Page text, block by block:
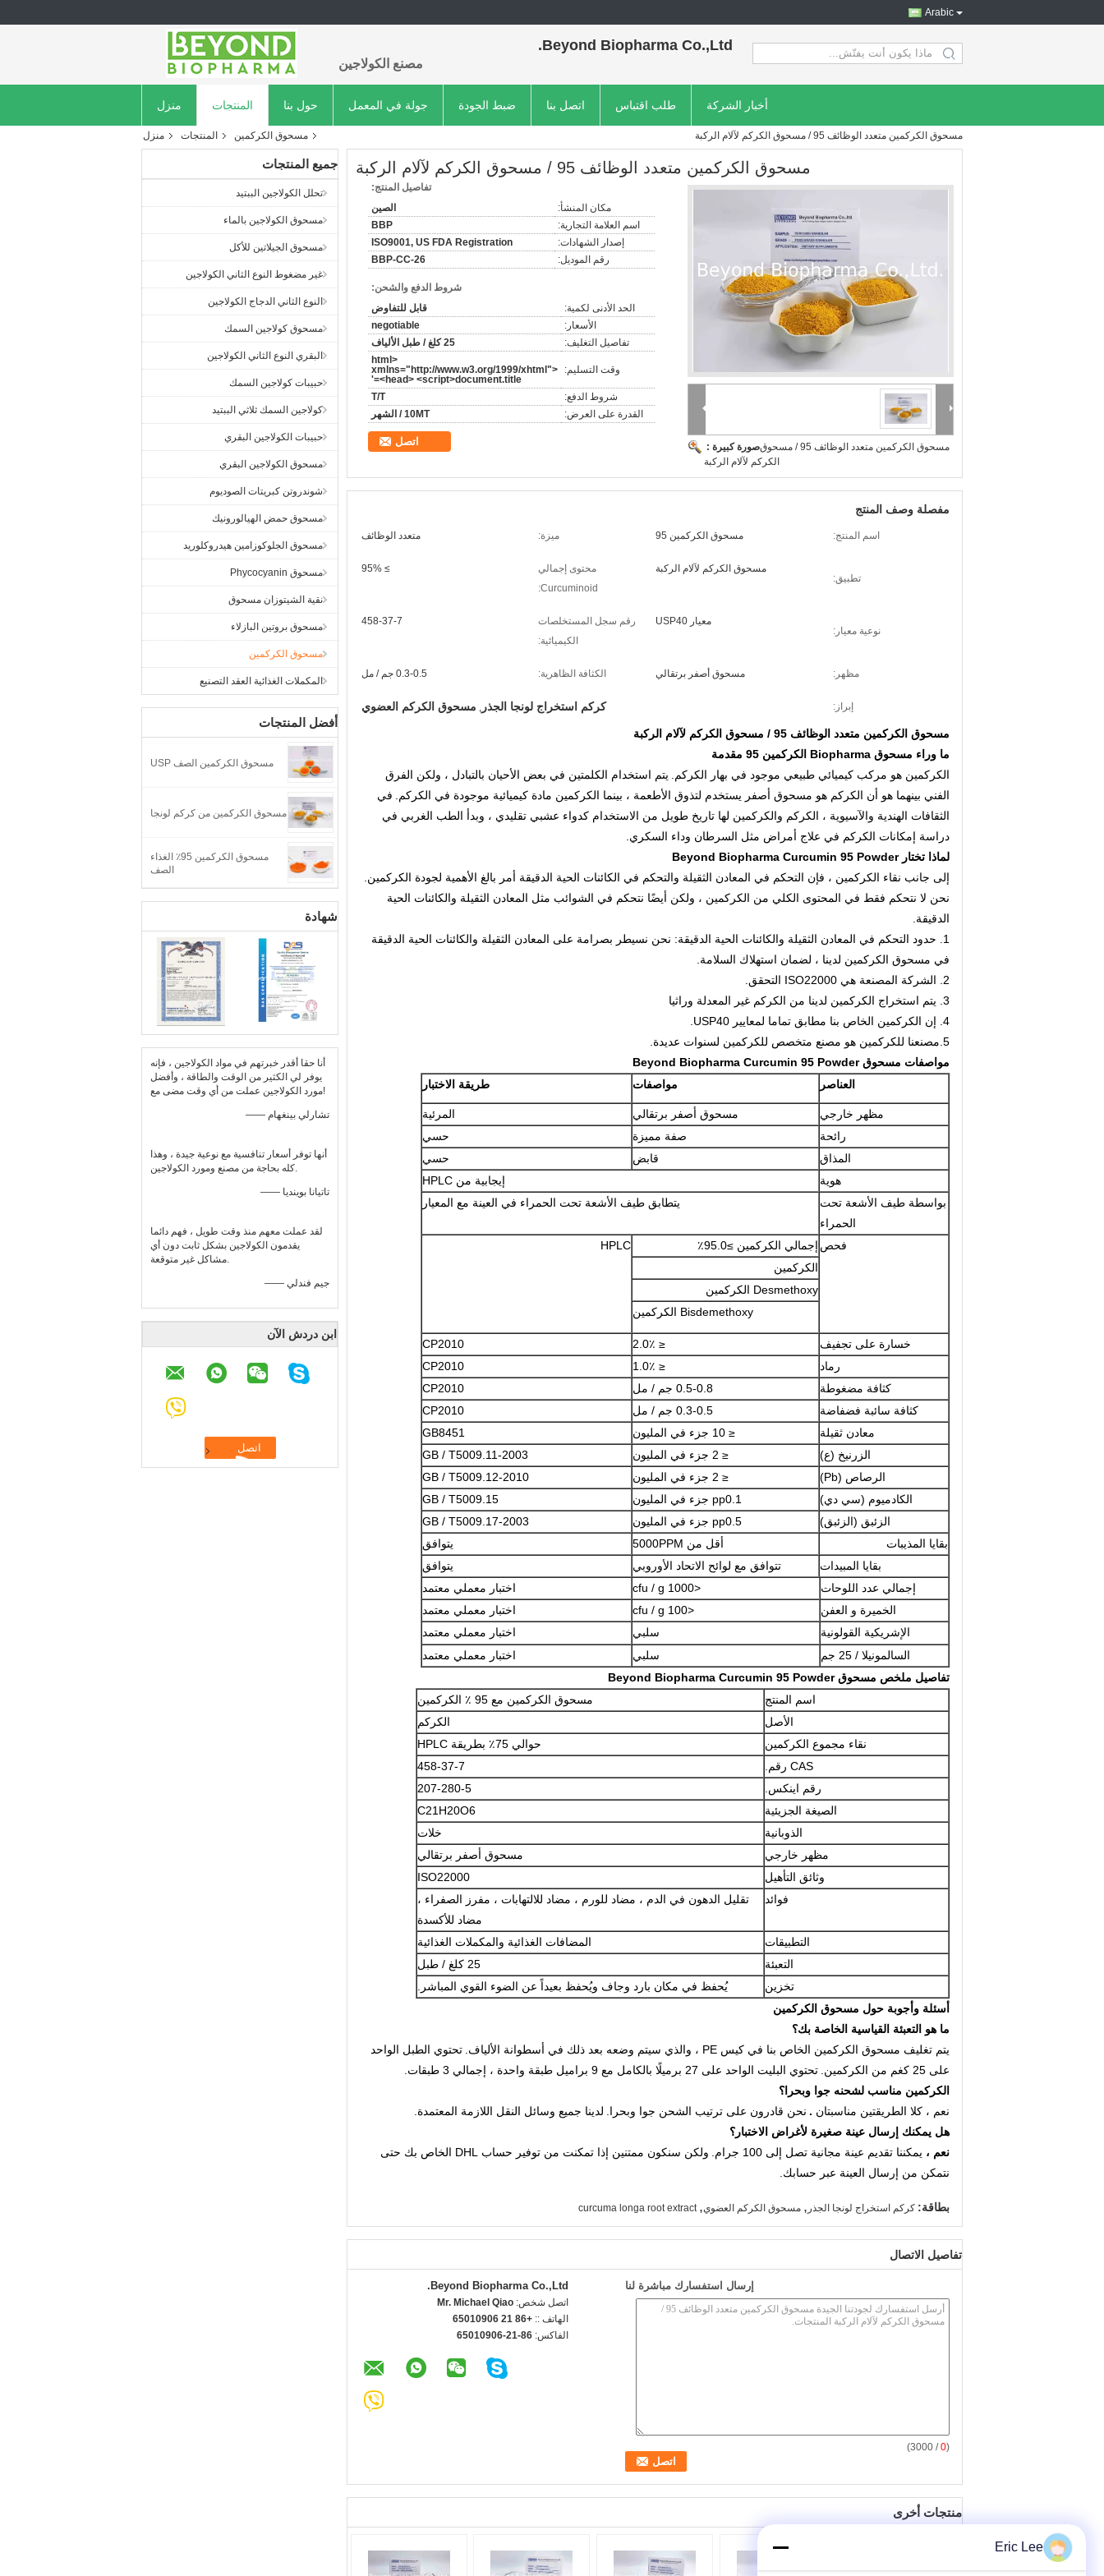
Arabic
Beyond Biopharma Co.,Ltd.
مصنع الكولاجين search
منزل المنتجات حول بنا جولة في المعمل ضبط الجودة اتصل بنا طلب اقتباس أخبار الشركة
منزل المنتجات مسحوق الكركمين مسحوق الكركمين متعدد الوظائف 95 / مسحوق الكركم لآلام الركبة
جميع المنتجات
تحلل الكولاجين الببتيد
مسحوق الكولاجين بالماء
مسحوق الجيلاتين للأكل
غير مضغوط النوع الثاني الكولاجين
النوع الثاني الدجاج الكولاجين
مسحوق كولاجين السمك
البقري النوع الثاني الكولاجين
حبيبات كولاجين السمك
كولاجين السمك ثلاثي الببتيد
حبيبات الكولاجين البقري
مسحوق الكولاجين البقري
شوندروتن كبريتات الصوديوم
مسحوق حمض الهيالورونيك
مسحوق الجلوكوزامين هيدروكلوريد
مسحوق Phycocyanin
نقية الشيتوزان مسحوق
مسحوق بروتين البازلاء
مسحوق الكركمين
المكملات الغذائية العقد التصنيع
أفضل المنتجات
مسحوق الكركمين الصف USP
مسحوق الكركمين من كركم لونجا
مسحوق الكركمين 95٪ الغذاء
الصف
شهادة
أنا حقا أقدر خبرتهم في مواد الكولاجين ، فإنه
يوفر لي الكثير من الوقت والطاقة ، وأفضل
مورد الكولاجين عملت من أي وقت مضى مع!
—— تشارلي بينغهام
أنها توفر أسعار تنافسية مع نوعية جيدة ، وهذا
كله بحاجة من مصنع ومورد الكولاجين.
—— تاتيانا بوينديا
لقد عملت معهم منذ وقت طويل ، فهم دائما
يقدمون الكولاجين بشكل ثابت دون أي
مشاكل غير متوقعة.
—— جيم فندلي
ابن دردش الآن
مسحوق الكركمين متعدد الوظائف 95 / مسحوق الكركم لآلام الركبة
صورة كبيرة :مسحوق الكركمين متعدد الوظائف 95 / مسحوق
الكركم لآلام الركبة
تفاصيل المنتج:
مكان المنشأ:
الصين
اسم العلامة التجارية:
BBP
إصدار الشهادات:
ISO9001, US FDA Registration
رقم الموديل:
BBP-CC-26
شروط الدفع والشحن:
الحد الأدنى لكمية:
قابل للتفاوض
الأسعار:
negotiable
تفاصيل التغليف:
25 كلغ / طبل الألياف
وقت التسليم:
<html
xmlns="http://www.w3.org/1999/xhtml">
<head> <script>document.title='
شروط الدفع:
T/T
القدرة على العرض:
10MT / الشهر
اتصل
مفصلة وصف المنتج
اسم المنتج: مسحوق الكركمين 95 ميزة: متعدد الوظائف
تطبيق:
مسحوق الكركم لآلام الركبة
محتوى إجمالي
Curcuminoid:
≥ 95%
نوعية معيار:
معيار USP40
رقم سجل المستخلصات
الكيميائية:
458-37-7
مظهر: مسحوق أصفر برتقالي الكثافة الظاهرية: 0.3-0.5 جم / مل
إبراز: كركم استخراج لونجا الجذر , مسحوق الكركم العضوي
مسحوق الكركمين متعدد الوظائف 95 / مسحوق الكركم لآلام الركبة
ما وراء مسحوق Biopharma الكركمين 95 مقدمة
الكركمين هو مركب كيميائي طبيعي موجود في بهار الكركم.
يتم استخدام الكلمتين في بعض الأحيان بالتبادل ، ولكن الفرق
الفني بينهما هو أن الكركم هو مسحوق أصفر يستخدم لتذوق الأطعمة ، بينما الكركمين مادة كيميائية موجودة في الكركم.
في
الثقافات الهندية والآسيوية ، الكركم والكركمين لها تاريخ طويل من الاستخدام كدواء عشبي تقليدي ، وبدأ الطب الغربي في
دراسة إمكانات الكركم في علاج أمراض مثل السرطان وداء السكري.
لماذا تختار Beyond Biopharma Curcumin 95 Powder
إلى جانب نقاء الكركمين ، فإن التحكم في المعادن الثقيلة والتحكم في الكائنات الحية الدقيقة أمر بالغ الأهمية لجودة الكركمين.
نحن لا نتحكم فقط في المحتوى الكلي من الكركمين ، ولكن أيضًا نتحكم في الشوائب مثل المعادن الثقيلة والكائنات الحية
الدقيقة.
1. حدود التحكم في المعادن الثقيلة والكائنات الحية الدقيقة: نحن نسيطر بصرامة على المعادن الثقيلة والكائنات الحية الدقيقة
في مسحوق الكركمين لدينا ، لضمان استهلاك السلامة.
2. الشركة المصنعة هي ISO22000 التحقق.
3. يتم استخراج الكركمين لدينا من الكركم غير المعدلة وراثيا
4. إن الكركمين الخاص بنا مطابق تماما لمعايير USP40.
5.مصنعنا للكركمين هو مصنع متخصص للكركمين لسنوات عديدة.
مواصفات مسحوق Beyond Biopharma Curcumin 95 Powder
العناصر
مواصفات طريقة الاختبار
مظهر خارجي مسحوق أصفر برتقالي
المرئية
رائحة
صفة مميزة
حسي
المذاق
قابض
حسي
هوية
إيجابية من HPLC
بواسطة طيف الأشعة تحت
الحمراء
يتطابق طيف الأشعة تحت الحمراء في العينة مع المعيار
فحص إجمالي الكركمين ≥95.0٪
HPLC
الكركمين
Desmethoxy الكركمين
Bisdemethoxy الكركمين
خسارة على تجفيف ≤ 2.0٪
CP2010
رماد
≤ 1.0٪
CP2010
كثافة مضغوطة
0.5-0.8 جم / مل
CP2010
كثافة سائبة فضفاضة
0.3-0.5 جم / مل
CP2010
معادن ثقيلة
≤ 10 جزء في المليون
GB8451
الزرنيخ (ع)
≤ 2 جزء في المليون
GB / T5009.11-2003
الرصاص (Pb)
≤ 2 جزء في المليون
GB / T5009.12-2010
الكادميوم (سي دي)
pp0.1 جزء في المليون
GB / T5009.15
الزئبق (الزئبق)
pp0.5 جزء في المليون
GB / T5009.17-2003
بقايا المذيبات
أقل من 5000PPM
يتوافق
بقايا المبيدات
تتوافق مع لوائح الاتحاد الأوروبي
يتوافق
إجمالي عدد اللوحات
<1000 cfu / g
اختبار معملي معتمد
الخميرة و العفن
<100 cfu / g
اختبار معملي معتمد
الإشريكية القولونية
سلبي
اختبار معملي معتمد
السالمونيلا / 25 جم
سلبي
اختبار معملي معتمد
تفاصيل ملخص مسحوق Beyond Biopharma Curcumin 95 Powder
اسم المنتج
مسحوق الكركمين مع 95 ٪ الكركمين
الأصل
الكركم
نقاء مجموع الكركمين
حوالي 75٪ بطريقة HPLC
CAS رقم.
458-37-7
رقم اينكس.
207-280-5
الصيغة الجزيئية
C21H20O6
الذوبانية
خلات
مظهر خارجي
مسحوق أصفر برتقالي
وثائق التأهيل
ISO22000
فوائد
تقليل الدهون في الدم ، مضاد للورم ، مضاد للالتهابات ، مفرز الصفراء ،
مضاد للأكسدة
التطبيقات
المضافات الغذائية والمكملات الغذائية
التعبئة
25 كلغ / طبل
تخزين
يُحفظ في مكان بارد وجاف ويُحفظ بعيداً عن الضوء القوي المباشر.
أسئلة وأجوبة حول مسحوق الكركمين
ما هو التعبئة القياسية الخاصة بك؟
يتم تغليف مسحوق الكركمين الخاص بنا في كيس PE ، والذي سيتم وضعه بعد ذلك في أسطوانة الألياف.
تحتوي الطبل الواحد
على 25 كغم من الكركمين.
تحتوي البليت الواحد على 27 برميلًا بالكامل مع 9 براميل طبقة واحدة ، إجمالي 3 طبقات.
الكركمين مناسب لشحنه جوا وبحرا؟
نعم ، كلا الطريقتين مناسبتان . نحن قادرون على ترتيب الشحن جوا وبحرا. لدينا جميع وسائل النقل اللازمة المعتمدة.
هل يمكنك إرسال عينة صغيرة لأغراض الاختبار؟
نعم ، يمكننا تقديم عينة مجانية تصل إلى 100 جرام.
ولكن سنكون ممتنين إذا تمكنت من توفير حساب DHL الخاص بك حتى
نتمكن من إرسال العينة عبر حسابك.
بطاقة: كركم استخراج لونجا الجذر , مسحوق الكركم العضوي,
curcuma longa root extract
تفاصيل الاتصال
Beyond Biopharma Co.,Ltd.
اتصل شخص: Mr. Michael Qiao
الهاتف :: +86 21 65010906
الفاكس: 86-21-65010906
إرسال استفسارك مباشرة لنا
(
0
/ 3000)
منتجات أخرى
Eric Lee